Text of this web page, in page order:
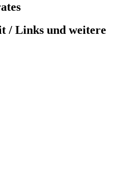
/ Links und weitere